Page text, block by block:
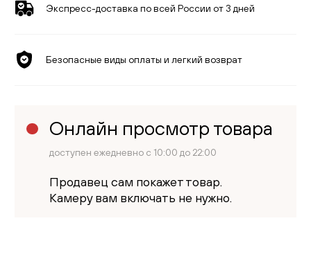
Экспресс-доставка по всей России от 3 дней
Безопасные виды оплаты и легкий возврат
Онлайн просмотр товара
доступен ежедневно с 10:00 до 22:00
Продавец сам покажет товар.
Камеру вам включать не нужно.